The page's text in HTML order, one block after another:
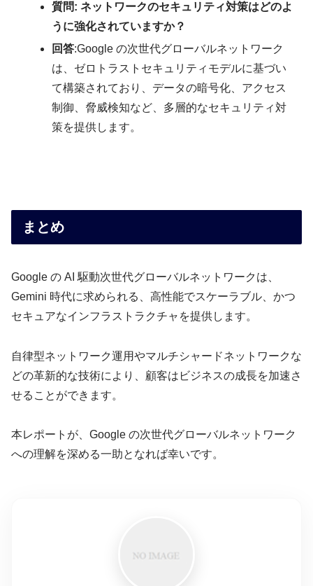
質問: ネットワークのセキュリティ対策はどのよ
うに強化されていますか？
回答:Google の次世代グローバルネットワーク
は、ゼロトラストセキュリティモデルに基づい
て構築されており、データの暗号化、アクセス
制御、脅威検知など、多層的なセキュリティ対
策を提供します。
まとめ
Google の AI 駆動次世代グローバルネットワークは、
Gemini 時代に求められる、高性能でスケーラブル、かつ
セキュアなインフラストラクチャを提供します。
自律型ネットワーク運用やマルチシャードネットワークな
どの革新的な技術により、顧客はビジネスの成長を加速さ
せることができます。
本レポートが、Google の次世代グローバルネットワーク
への理解を深める一助となれば幸いです。